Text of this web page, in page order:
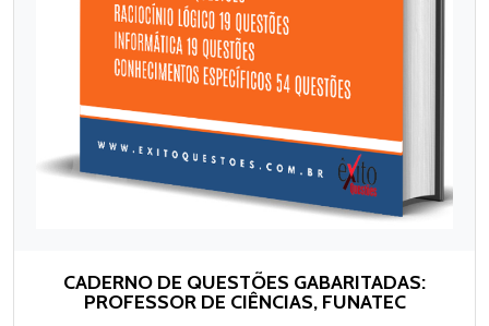
CADERNO DE QUESTÕES GABARITADAS:
PROFESSOR DE CIÊNCIAS, FUNATEC